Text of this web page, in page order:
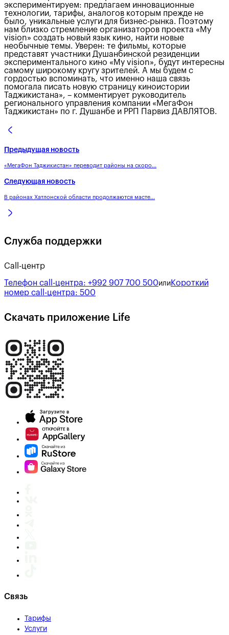
экспериментируем: предлагаем инновационные
технологии, тарифы, аналогов которым прежде не
было, уникальные услуги для бизнес-рынка. Поэтому
нам близко стремление организаторов проекта «My
vision» создать новый язык кино, найти новые
необычные темы. Уверен: те фильмы, которые
представят участники Душанбинской резиденции
экспериментального кино «My vision», будут интересны
самому широкому кругу зрителей. А мы будем с
гордостью вспоминать, что именно наша связь
помогала писать новую страницу киноистории
Таджикистана», – комментирует руководитель
регионального управления компании «МегаФон
Таджикистан» по г. Душанбе и РРП Парвиз ДАВЛЯТОВ.
Предыдущая новость
«МегаФон Таджикистан» переводит районы на скоро...
Следующая новость
В районах Хатлонской области продолжаются масте...
Служба поддержки
Call-центр
Телефон call-центра: +992 907 700 500или Короткий
номер call-центра: 500
Скачать приложение Life
Связь
Тарифы
Услуги